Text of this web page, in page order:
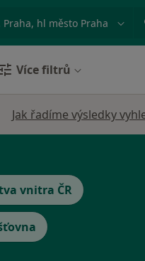
region
Více filtrů
Jak řadíme výsledky
vnitra ČR